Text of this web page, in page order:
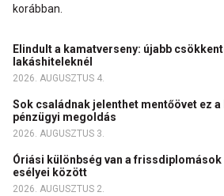
korábban.
Elindult a kamatverseny: újabb
lakáshiteleknél
2026. AUGUSZTUS 4.
Sok családnak jelenthet mentőövet ez
pénzügyi megoldás
2026. AUGUSZTUS 3.
Óriási különbség van a
esélyei között
2026. AUGUSZTUS 2.